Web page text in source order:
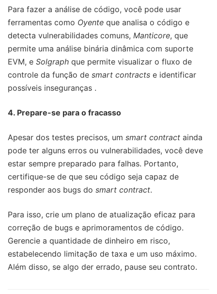
Para fazer a análise de código, você pode usar
ferramentas como Oyente que analisa o código e
detecta vulnerabilidades comuns, Manticore, que
permite uma análise binária dinâmica com suporte
EVM, e Solgraph que permite visualizar o fluxo de
controle da função de smart contracts e identificar
possíveis inseguranças .
4. Prepare-se para o fracasso
Apesar dos testes precisos, um smart contract ainda
pode ter alguns erros ou vulnerabilidades, você deve
estar sempre preparado para falhas. Portanto,
certifique-se de que seu código seja capaz de
responder aos bugs do smart contract.
Para isso, crie um plano de atualização eficaz para
correção de bugs e aprimoramentos de código.
Gerencie a quantidade de dinheiro em risco,
estabelecendo limitação de taxa e um uso máximo.
Além disso, se algo der errado, pause seu contrato.